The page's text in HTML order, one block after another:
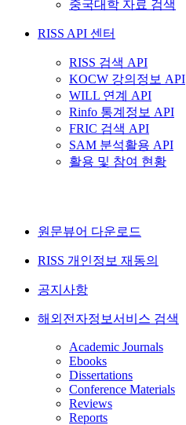
중국대학 자료 검색
RISS API 센터
RISS 검색 API
KOCW 강의정보 API
WILL 연계 API
Rinfo 통계정보 API
FRIC 검색 API
SAM 분석활용 API
활용 및 참여 현황
원문뷰어 다운로드
RISS 개인정보 재동의
공지사항
해외전자정보서비스 검색
Academic Journals
Ebooks
Dissertations
Conference Materials
Reviews
Reports